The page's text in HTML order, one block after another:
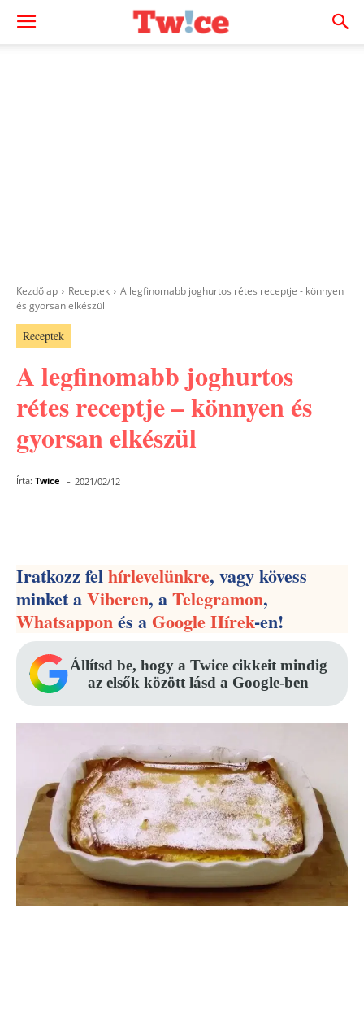
Kezdőlap Receptek
A legfinomabb joghurtos rétes receptje - könnyen
és gyorsan elkészül
Receptek
A legfinomabb joghurtos
rétes receptje – könnyen és
gyorsan elkészül
Írta: Twice - 2021/02/12
Iratkozz felhírlevelünkre, vagy kövess
minket aViberen, aTelegramon,
Whatsapponés aGoogle Hírek-en!
Állítsd be, hogy a Twice cikkeit mindig
az elsők között lásd a Google-ben